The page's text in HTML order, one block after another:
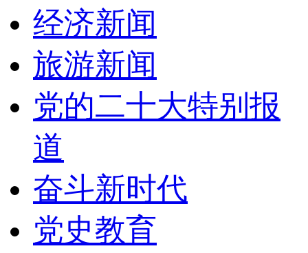
经济新闻
旅游新闻
党的二十大特别报
道
奋斗新时代
党史教育